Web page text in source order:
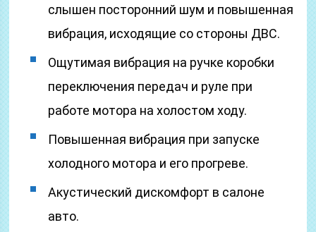
слышен посторонний шум и повышенная
вибрация, исходящие со стороны ДВС.
Ощутимая вибрация на ручке коробки
переключения передач и руле при
работе мотора на холостом ходу.
Повышенная вибрация при запуске
холодного мотора и его прогреве.
Акустический дискомфорт в салоне
авто.